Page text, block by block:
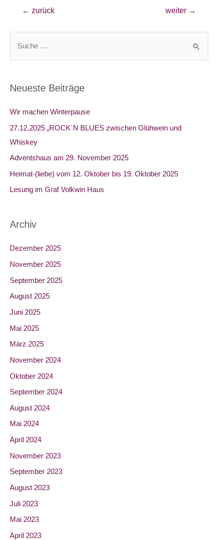
Beitragsnavigation
← zurück weiter →
n
Neueste Beiträge
Wir machen Winterpause
27.12.2025 „ROCK`N BLUES zwischen Glühwein und
Whiskey
Adventshaus am 29. November 2025
Heimat-(liebe) vom 12. Oktober bis 19. Oktober 2025​
Lesung im Graf Volkwin Haus
Archiv
Dezember 2025
November 2025
September 2025
August 2025
Juni 2025
Mai 2025
März 2025
November 2024
Oktober 2024
September 2024
August 2024
Mai 2024
April 2024
November 2023
September 2023
August 2023
Juli 2023
Mai 2023
April 2023